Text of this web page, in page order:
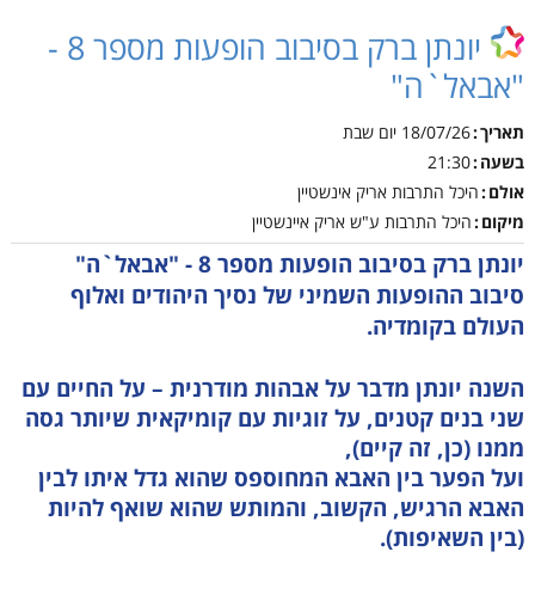
יונתן ברק בסיבוב הופעות מספר 8 -
"אבאל`ה"
תאריך 18/07/26 יום שבת
בשעה 21:30
אולם היכל התרבות אריק אינשטיין
מיקום היכל התרבות ע"ש אריק איינשטיין
יונתן ברק בסיבוב הופעות מספר 8 - "אבאל`ה"
סיבוב ההופעות השמיני של נסיך היהודים ואלוף
העולם בקומדיה.
השנה יונתן מדבר על אבהות מודרנית – על החיים עם
שני בנים קטנים, על זוגיות עם קומיקאית שיותר גסה
ממנו (כן, זה קיים),
ועל הפער בין האבא המחוספס שהוא גדל איתו לבין
האבא הרגיש, הקשוב, והמותש שהוא שואף להיות
(בין השאיפות).